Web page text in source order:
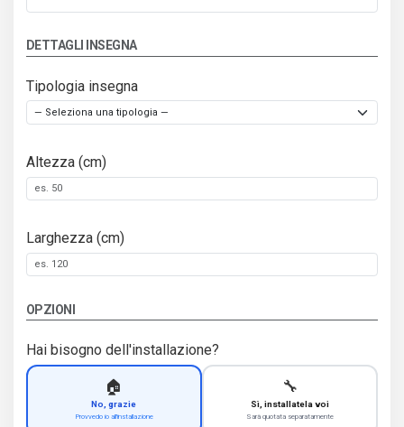
DETTAGLI INSEGNA
Tipologia insegna
Altezza (cm)
Larghezza (cm)
OPZIONI
Hai bisogno dell'installazione?
🏠
No, grazie
Provvedo io all'installazione
🔧
Sì, installatela voi
Sarà quotata separatamente